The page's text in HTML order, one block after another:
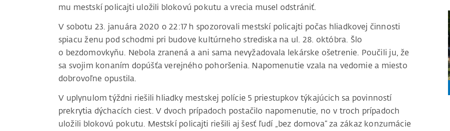
mu mestskí policajti uložili blokovú pokutu a vrecia musel odstrániť.
V sobotu 23. januára 2020 o 22:17 h spozorovali mestskí policajti počas hliadkovej činnosti
spiacu ženu pod schodmi pri budove kultúrneho strediska na ul. 28. októbra. Šlo
o bezdomovkyňu. Nebola zranená a ani sama nevyžadovala lekárske ošetrenie. Poučili ju, že
sa svojim konaním dopúšťa verejného pohoršenia. Napomenutie vzala na vedomie a miesto
dobrovoľne opustila.
V uplynulom týždni riešili hliadky mestskej polície 5 priestupkov týkajúcich sa povinností
prekrytia dýchacích ciest. V dvoch prípadoch postačilo napomenutie, no v troch prípadoch
uložili blokovú pokutu. Mestskí policajti riešili aj šesť ľudí „bez domova“ za zákaz konzumácie